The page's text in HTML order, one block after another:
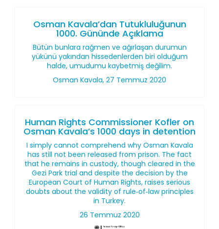
Osman Kavala’dan Tutukluluğunun
1000. Gününde Açıklama
Bütün bunlara rağmen ve ağırlaşan durumun
yükünü yakından hissedenlerden biri olduğum
halde, umudumu kaybetmiş değilim.
Osman Kavala, 27 Temmuz 2020
Human Rights Commissioner Kofler on
Osman Kavala’s 1000 days in detention
I simply cannot comprehend why Osman Kavala
has still not been released from prison. The fact
that he remains in custody, though cleared in the
Gezi Park trial and despite the decision by the
European Court of Human Rights, raises serious
doubts about the validity of rule‑of‑law principles
in Turkey.
26 Temmuz 2020